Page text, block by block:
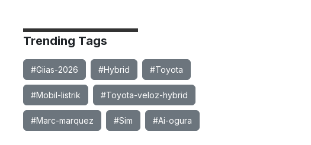
Trending Tags
#Giias-2026 #Hybrid #Toyota
#Mobil-listrik #Toyota-veloz-hybrid
#Marc-marquez #Sim #Ai-ogura